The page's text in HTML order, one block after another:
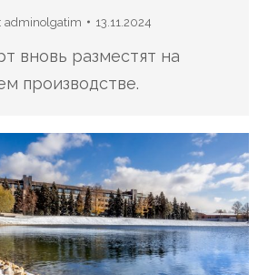
adminolgatim 13.11.2024
вновь разместят на
производстве.